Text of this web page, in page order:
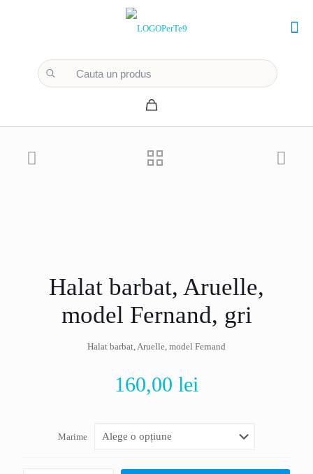
Halat barbat, Aruelle,
model Fernand, gri
Halat barbat, Aruelle, model Fernand
160,00 lei
Marime